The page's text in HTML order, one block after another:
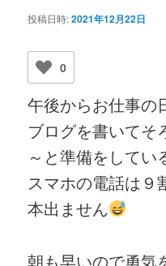
ョ
投稿日時:2021年12月22日
0
午後からお仕事の
ブログを書いてそ
～と準備をしてい
スマホの電話は９
本出ません
朝も早いので勇気